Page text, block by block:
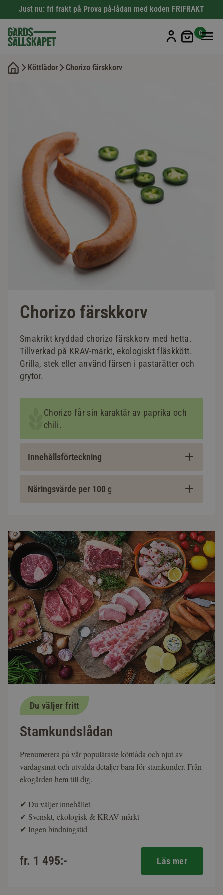
Just nu: fri frakt på Prova på-lådan med koden FRIFRAKT
Min
0
Köttlådor Chorizo färskkorv
Chorizo färskkorv
Smakrikt kryddad chorizo färskkorv med hetta.
Tillverkad på KRAV-märkt, ekologiskt fläskkött.
Grilla, stek eller använd färsen i pastarätter och
grytor.
Chorizo får sin karaktär av paprika och
chili.
Innehållsförteckning
Näringsvärde per 100 g
Du väljer fritt
Stamkundslådan
Prenumerera på vår populäraste köttlåda och njut av
vardagsmat och utvalda detaljer bara för stamkunder. Från
ekogården hem till dig.
✔ Du väljer innehållet
✔ Svenskt, ekologisk & KRAV-märkt
✔ Ingen bindningstid
fr. 1 495:- Läs mer